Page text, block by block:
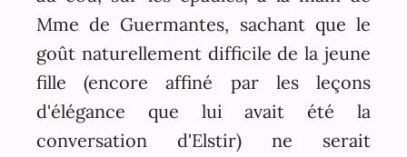
Mme de Guermantes, sachant que le
goût naturellement difficile de la jeune
fille (encore affiné par les leçons
d'élégance que lui avait été la
conversation d'Elstir) ne serait